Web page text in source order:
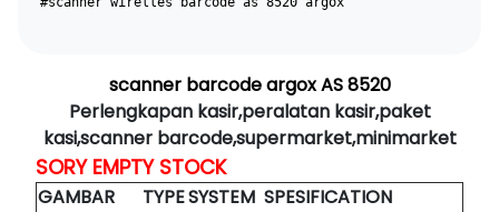
scanner barcode argox AS 8520
Perlengkapan kasir,peralatan kasir,paket
kasi,scanner barcode,supermarket,minimarket
SORY EMPTY STOCK
GAMBAR TYPESYSTEM SPESIFICATION